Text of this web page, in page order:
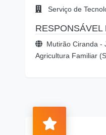
Serviço de
RESPONSÁVEL
Mutirão Ciranda -
Agricultura Familiar